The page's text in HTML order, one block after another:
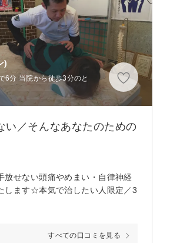
)
6分 当院から徒歩3分のと
い／そんなあなたのための
せない頭痛やめまい・自律神経
します☆本気で治したい人限定／3
すべての口コミを見る